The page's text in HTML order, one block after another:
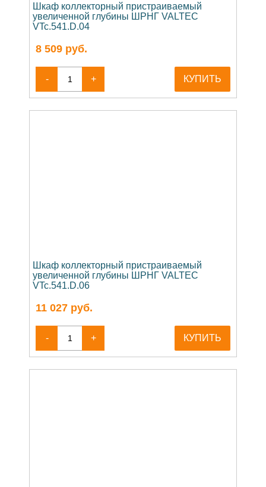
Шкаф коллекторный пристраиваемый
увеличенной глубины ШРНГ VALTEC
VTc.541.D.04
8 509 руб.
- + КУПИТЬ
Шкаф коллекторный пристраиваемый
увеличенной глубины ШРНГ VALTEC
VTc.541.D.06
11 027 руб.
- + КУПИТЬ